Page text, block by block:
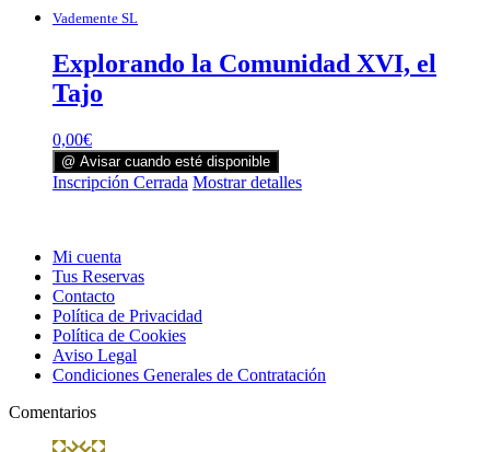
Vademente SL
Explorando la Comunidad XVI, el
Tajo
0,00€
@ Avisar cuando esté disponible
Inscripción Cerrada Mostrar detalles
Mi cuenta
Tus Reservas
Contacto
Política de Privacidad
Política de Cookies
Aviso Legal
Condiciones Generales de Contratación
Comentarios